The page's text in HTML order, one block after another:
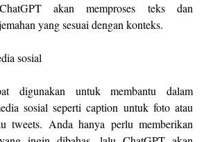
akan memproses teks dan
yang sesuai dengan konteks.
sosial
digunakan untuk membantu dalam
sosial seperti caption untuk foto atau
tweets. Anda hanya perlu memberikan